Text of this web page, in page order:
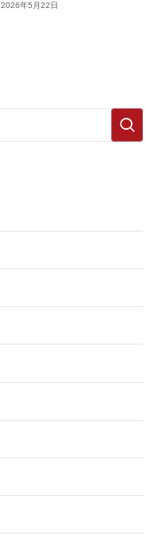
2026年5月22日